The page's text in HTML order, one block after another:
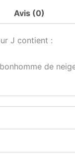
Avis (0)
J contient :
de